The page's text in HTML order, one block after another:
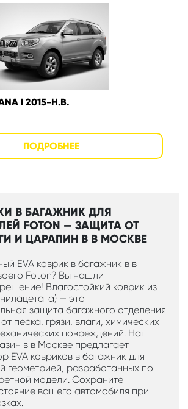
I 2015-Н.В.
В БАГАЖНИК ДЛЯ
FOTON — ЗАЩИТА ОТ
И ЦАРАПИН В В МОСКВЕ
EVA коврик в багажник в в
Foton? Вы нашли
Влагостойкий коврик из
— это
защита багажного отделения
песка, грязи, влаги, химических
повреждений. Наш
в в Москве предлагает
EVA ковриков в багажник для
геометрией, разработанных по
модели. Сохраните
вашего автомобиля при